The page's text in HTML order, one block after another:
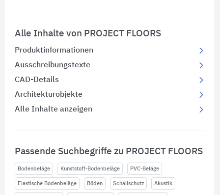
Alle Inhalte von PROJECT FLOORS
Produktinformationen
Ausschreibungstexte
CAD-Details
Architekturobjekte
Alle Inhalte anzeigen
Passende Suchbegriffe zu PROJECT FLOORS
Bodenbeläge Kunststoff-Bodenbeläge PVC-Beläge
Elastische Bodenbeläge Böden Schallschutz Akustik